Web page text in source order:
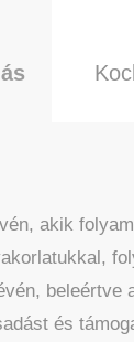
akik
beleértve
és